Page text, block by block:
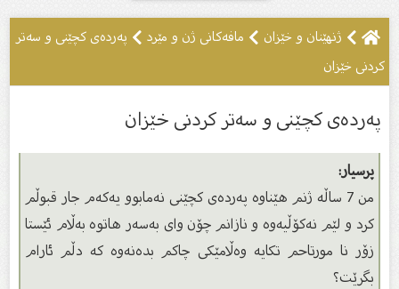
ژنهێنان و خێزان مافەکانى ژن و مێرد
پەردەى کچێنى و سەتر
کردنى خێزان
پەردەى کچێنى و سەتر کردنى خێزان
پرسیار:
من 7 ساڵە ژنم هێناوە پەردەى كچێنی نەمابوو یەكەم جار قبوڵم
كرد و لێم نەكۆڵیەوە و نازانم چۆن وای بەسەر هاتوە بەڵام ئێستا
زۆر نا مورتاحم تكایە وەڵامێكی چاكم بدەنەوە كە دڵم ئارام
بگرێت؟